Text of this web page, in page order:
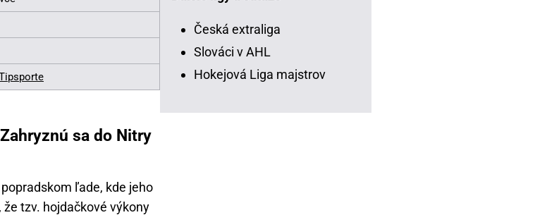
sa do Nitry
ľade, kde jeho
tzv. hojdačkové výkony
Česká extraliga
Slováci v AHL
Hokejová Liga majstrov